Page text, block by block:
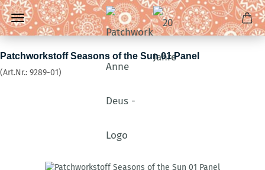
Patchworkstoff Seasons of the Sun 01 Panel
(Art.Nr.: 9289-01)